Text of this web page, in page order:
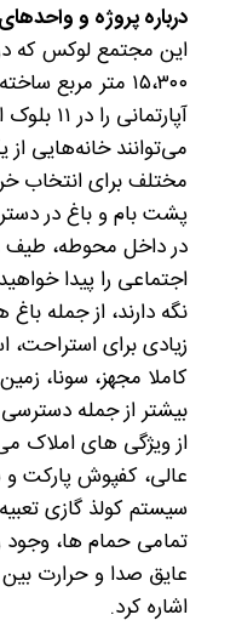
درباره پروژه و
این مجتمع لوکس که
می‌توانند خانه‌هایی از
مختلف برای انتخاب
پشت بام و باغ در
در داخل محوطه، طیف
اجتماعی را پیدا
نگه دارند، از جمله
زیادی برای
کاملا مجهز، سونا،
بیشتر از جمله دسترسی Wi-Fi.
از ویژگی های املاک
عالی، کفپوش پارکت و
سیستم کولذ گازی
تمامی حمام ها،
عایق صدا و حرارت بین
اشاره کرد.